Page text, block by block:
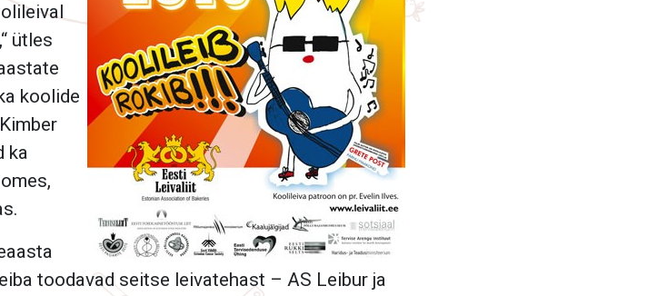
ütles
koolide
ka
toodavad seitse leivatehast – AS Leibur ja